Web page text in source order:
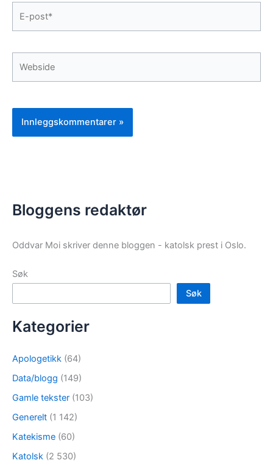
post*
Bloggens redaktør
Oddvar Moi skriver denne bloggen - katolsk prest i Oslo.
Søk
Søk
Kategorier
Apologetikk (64)
Data/blogg (149)
Gamle tekster (103)
Generelt (1 142)
Katekisme (60)
Katolsk (2 530)